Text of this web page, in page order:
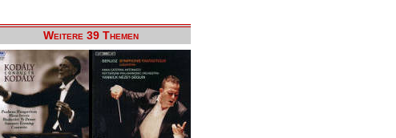
Weitere 39 Themen